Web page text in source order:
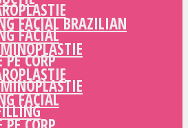
FACIAL
PE CORP
FACIAL BRAZILIAN
FACIAL